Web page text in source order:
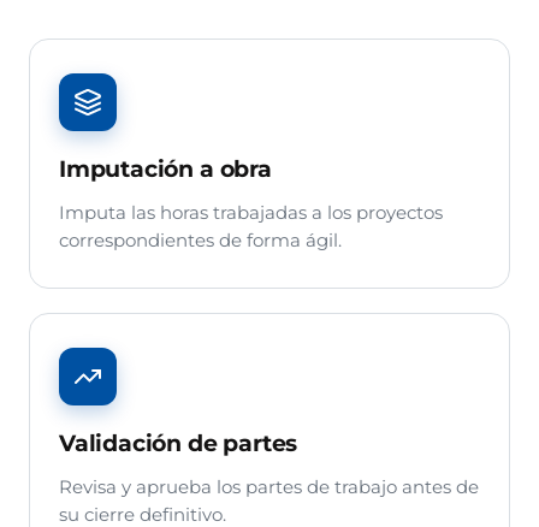
Imputación a obra
Imputa las horas trabajadas a los proyectos
correspondientes de forma ágil.
Validación de partes
Revisa y aprueba los partes de trabajo antes de
su cierre definitivo.